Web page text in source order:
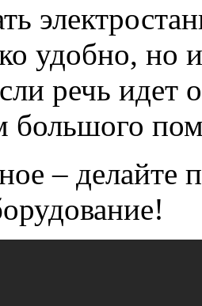
удобно, но
речь идет
большого
– делайте